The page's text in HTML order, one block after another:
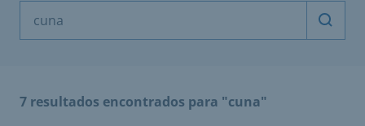
7 resultados encontrados para "cuna"